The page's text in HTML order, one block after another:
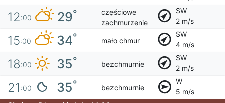
12:00 29°
częściowe
zachmurzenie
SW
2 m/s
15:00 34° mało chmur
SW
4 m/s
18:00 35° bezchmurnie
SW
2 m/s
21 :00 35° bezchmurnie
W
5 m/s